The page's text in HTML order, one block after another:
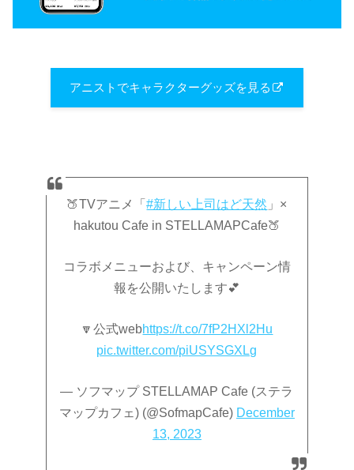
アニストでキャラクターグッズを見る
🍑TVアニメ「#新しい上司はど天然 」×
hakutou Cafe in STELLAMAPCafe🍑
コラボメニューおよび、キャンペーン情
報を公開いたします💕
🔽公式webhttps://t.co/7fP2HXl2Hu
pic.twitter.com/piUSYSGXLg
— ソフマップ STELLAMAP Cafe (ステラ
マップカフェ) (@SofmapCafe) December
13, 2023